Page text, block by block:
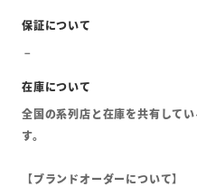
全国の系列店と在庫を共有して
す。
【ブランドオーダーについて】